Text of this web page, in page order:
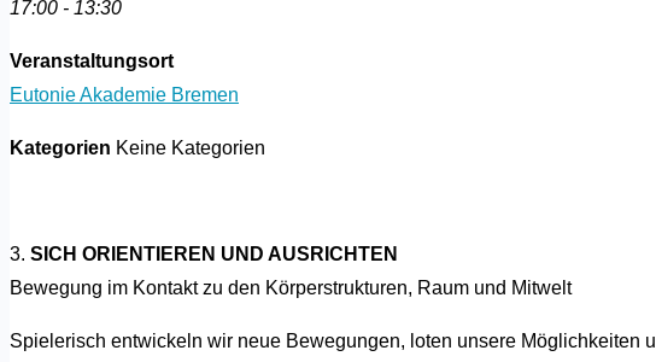
17:00 - 13:30
Veranstaltungsort
Eutonie Akademie Bremen
Kategorien Keine Kategorien
3. SICH ORIENTIEREN UND AUSRICHTEN
Bewegung im Kontakt zu den Körperstrukturen, Raum und Mitwelt
Spielerisch entwickeln wir neue Bewegungen, loten unsere Möglichkeiten